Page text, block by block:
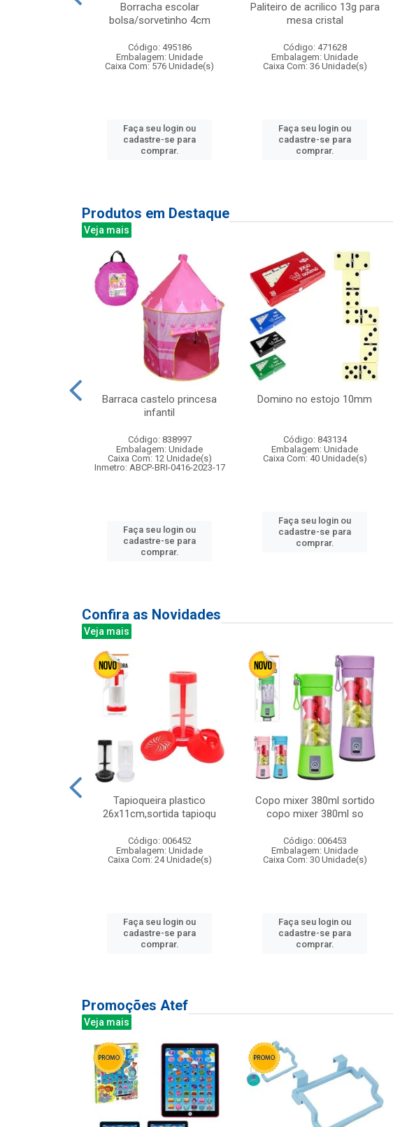
Borracha escolar
bolsa/sorvetinho 4cm
Código: 495186
Embalagem: Unidade
Caixa Com: 576 Unidade(s)
Faça seu login ou
cadastre-se para
comprar.
Paliteiro de acrilico 13g para
mesa cristal
Código: 471628
Embalagem: Unidade
Caixa Com: 36 Unidade(s)
Faça seu login ou
cadastre-se para
comprar.
Produtos em Destaque
Veja mais
Barraca castelo princesa
infantil
Código: 838997
Embalagem: Unidade
Caixa Com: 12 Unidade(s)
Inmetro: ABCP-BRI-0416-2023-17
Faça seu login ou
cadastre-se para
comprar.
Domino no estojo 10mm
Código: 843134
Embalagem: Unidade
Caixa Com: 40 Unidade(s)
Faça seu login ou
cadastre-se para
comprar.
Confira as Novidades
Veja mais
Tapioqueira plastico
26x11cm,sortida tapioqu
Código: 006452
Embalagem: Unidade
Caixa Com: 24 Unidade(s)
Faça seu login ou
cadastre-se para
comprar.
Copo mixer 380ml sortido
copo mixer 380ml so
Código: 006453
Embalagem: Unidade
Caixa Com: 30 Unidade(s)
Faça seu login ou
cadastre-se para
comprar.
Promoções Atef
Veja mais